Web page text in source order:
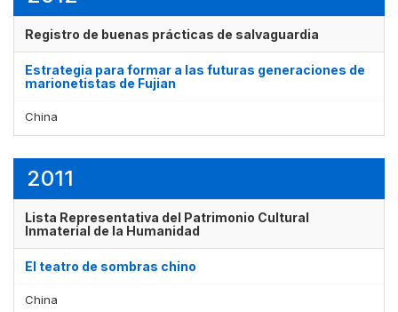
Registro de buenas prácticas de salvaguardia
Estrategia para formar a las futuras generaciones de
marionetistas de Fujian
China
2011
Lista Representativa del Patrimonio Cultural
Inmaterial de la Humanidad
El teatro de sombras chino
China